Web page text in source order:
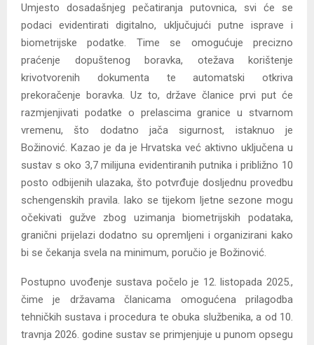
Umjesto dosadašnjeg pečatiranja putovnica, svi će se
podaci evidentirati digitalno, uključujući putne isprave i
biometrijske podatke. Time se omogućuje precizno
praćenje dopuštenog boravka, otežava korištenje
krivotvorenih dokumenta te automatski otkriva
prekoračenje boravka. Uz to, države članice prvi put će
razmjenjivati podatke o prelascima granice u stvarnom
vremenu, što dodatno jača sigurnost, istaknuo je
Božinović. Kazao je da je Hrvatska već aktivno uključena u
sustav s oko 3,7 milijuna evidentiranih putnika i približno 10
posto odbijenih ulazaka, što potvrđuje dosljednu provedbu
schengenskih pravila. Iako se tijekom ljetne sezone mogu
očekivati gužve zbog uzimanja biometrijskih podataka,
granični prijelazi dodatno su opremljeni i organizirani kako
bi se čekanja svela na minimum, poručio je Božinović.
Postupno uvođenje sustava počelo je 12. listopada 2025.,
čime je državama članicama omogućena prilagodba
tehničkih sustava i procedura te obuka službenika, a od 10.
travnja 2026. godine sustav se primjenjuje u punom opsegu